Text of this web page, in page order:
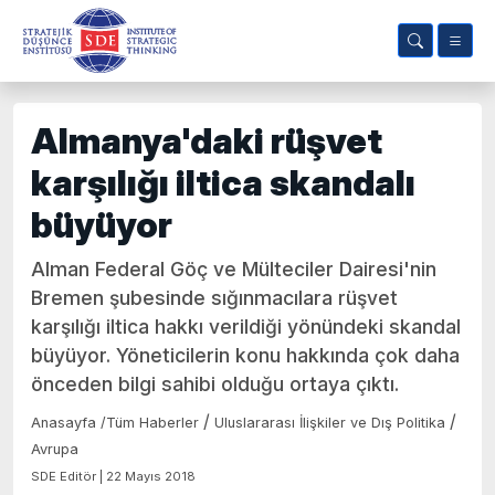
Almanya'daki rüşvet
karşılığı iltica skandalı
büyüyor
Alman Federal Göç ve Mülteciler Dairesi'nin
Bremen şubesinde sığınmacılara rüşvet
karşılığı iltica hakkı verildiği yönündeki skandal
büyüyor. Yöneticilerin konu hakkında çok daha
önceden bilgi sahibi olduğu ortaya çıktı.
Anasayfa /Tüm Haberler / Uluslararası İlişkiler ve Dış Politika /
Avrupa
SDE Editör | 22 Mayıs 2018